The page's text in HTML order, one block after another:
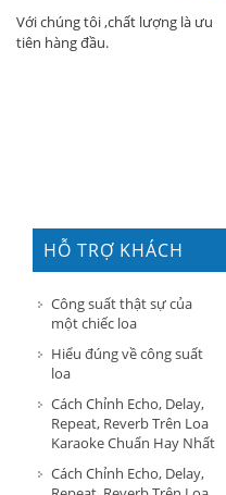
Với chúng tôi ,chất lượng là ưu
tiên hàng đầu.
HỖ TRỢ KHÁCH
HÀNG
Công suất thật sự của
một chiếc loa
Hiểu đúng về công suất
loa
Cách Chỉnh Echo, Delay,
Repeat, Reverb Trên Loa
Karaoke Chuẩn Hay Nhất
Cách Chỉnh Echo, Delay,